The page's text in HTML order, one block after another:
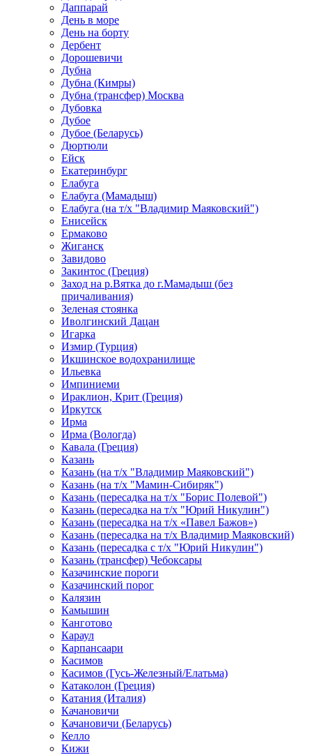
Даппарай
День в море
День на борту
Дербент
Дорошевичи
Дубна
Дубна (Кимры)
Дубна (трансфер) Москва
Дубовка
Дубое
Дубое (Беларусь)
Дюртюли
Ейск
Екатеринбург
Елабуга
Елабуга (Мамадыш)
Елабуга (на т/х "Владимир Маяковский")
Енисейск
Ермаково
Жиганск
Завидово
Закинтос (Греция)
Заход на р.Вятка до г.Мамадыш (без
причаливания)
Зеленая стоянка
Иволгинский Дацан
Игарка
Измир (Турция)
Икшинское водохранилище
Ильевка
Импиниеми
Ираклион, Крит (Греция)
Иркутск
Ирма
Ирма (Вологда)
Кавала (Греция)
Казань
Казань (на т/х "Владимир Маяковский")
Казань (на т/х "Мамин-Сибиряк")
Казань (пересадка на т/х "Борис Полевой")
Казань (пересадка на т/х "Юрий Никулин")
Казань (пересадка на т/х «Павел Бажов»)
Казань (пересадка на т/х Владимир Маяковский)
Казань (пересадка с т/х "Юрий Никулин")
Казань (трансфер) Чебоксары
Казачинские пороги
Казачинский порог
Калязин
Камышин
Канготово
Караул
Карпансаари
Касимов
Касимов (Гусь-Железный/Елатьма)
Катаколон (Греция)
Катания (Италия)
Качановичи
Качановичи (Беларусь)
Келло
Кижи